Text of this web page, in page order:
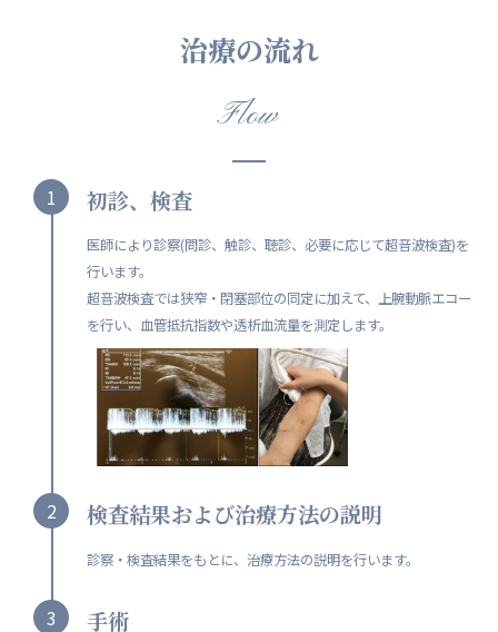
治療の流れ
Flow
1 初診、検査
医師により診察(問診、触診、聴診、必要に応じて超音波検査)を
行います。
超音波検査では狭窄・閉塞部位の同定に加えて、上腕動脈エコー
を行い、血管抵抗指数や透析血流量を測定します。
2 検査結果および治療方法の説明
診察・検査結果をもとに、治療方法の説明を行います。
3 手術